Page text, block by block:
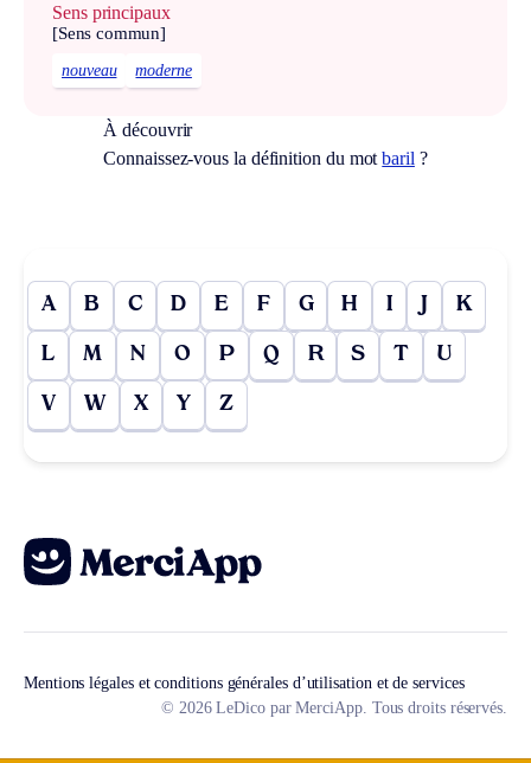
Sens principaux
[Sens commun]
nouveau moderne
À découvrir
Connaissez-vous la définition du motbaril ?
A B C D E F G H I J K
L M N O P Q R S T U
V W X Y Z
Mentions légales et conditions générales d’utilisation et de services
© 2026 LeDico par MerciApp. Tous droits réservés.